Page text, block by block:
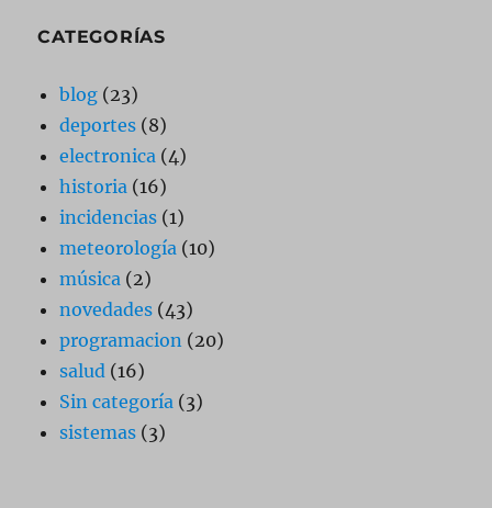
CATEGORÍAS
blog (23)
deportes (8)
electronica (4)
historia (16)
incidencias (1)
meteorología (10)
música (2)
novedades (43)
programacion (20)
salud (16)
Sin categoría (3)
sistemas (3)